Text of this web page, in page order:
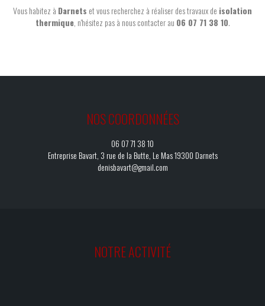
Vous habitez à Darnets et vous recherchez à réaliser des travaux de isolation
thermique, n'hésitez pas à nous contacter au 06 07 71 38 10.
NOS COORDONNÉES
06 07 71 38 10
Entreprise Bavart, 3 rue de la Butte, Le Mas 19300 Darnets
denisbavart@gmail.com
NOTRE ACTIVITÉ